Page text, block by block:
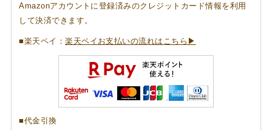
Amazonアカウントに登録済みのクレジットカード情報を利用
して決済できます。
■楽天ペイ：楽天ペイお支払いの流れはこちら▶
■代金引換